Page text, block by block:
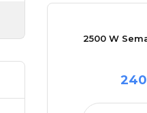
2500 W